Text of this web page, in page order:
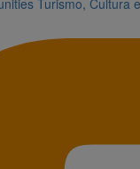
Turismo, Cultura